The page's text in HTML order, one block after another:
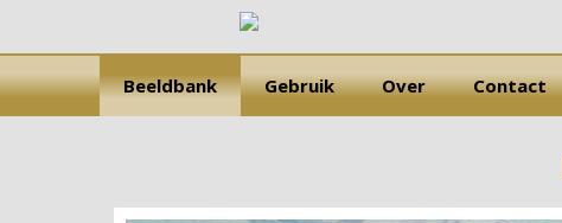
Beeldbank Gebruik Over Contact